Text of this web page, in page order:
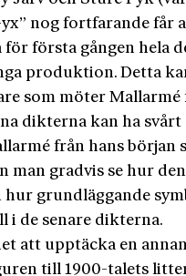
nog fortfarande får
första gången hela
produktion. Detta
som möter
dikterna kan ha svårt
från hans början
man gradvis se hur
grundläggande
i de senare dikterna.
att upptäcka en
till 1900-talets